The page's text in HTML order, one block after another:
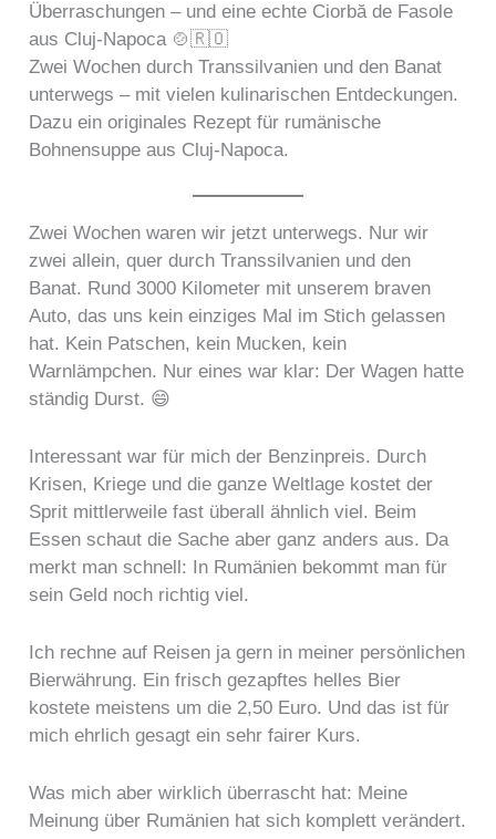
Überraschungen – und eine echte Ciorbă de Fasole
aus Cluj-Napoca 🍲🇷🇴
Zwei Wochen durch Transsilvanien und den Banat
unterwegs – mit vielen kulinarischen Entdeckungen.
Dazu ein originales Rezept für rumänische
Bohnensuppe aus Cluj-Napoca.
Zwei Wochen waren wir jetzt unterwegs. Nur wir
zwei allein, quer durch Transsilvanien und den
Banat. Rund 3000 Kilometer mit unserem braven
Auto, das uns kein einziges Mal im Stich gelassen
hat. Kein Patschen, kein Mucken, kein
Warnlämpchen. Nur eines war klar: Der Wagen hatte
ständig Durst. 😄
Interessant war für mich der Benzinpreis. Durch
Krisen, Kriege und die ganze Weltlage kostet der
Sprit mittlerweile fast überall ähnlich viel. Beim
Essen schaut die Sache aber ganz anders aus. Da
merkt man schnell: In Rumänien bekommt man für
sein Geld noch richtig viel.
Ich rechne auf Reisen ja gern in meiner persönlichen
Bierwährung. Ein frisch gezapftes helles Bier
kostete meistens um die 2,50 Euro. Und das ist für
mich ehrlich gesagt ein sehr fairer Kurs.
Was mich aber wirklich überrascht hat: Meine
Meinung über Rumänien hat sich komplett verändert.